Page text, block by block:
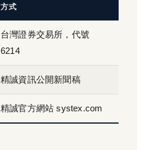
方式
台灣證券交易所，代號
6214
精誠資訊公開新聞稿
精誠官方網站 systex.com